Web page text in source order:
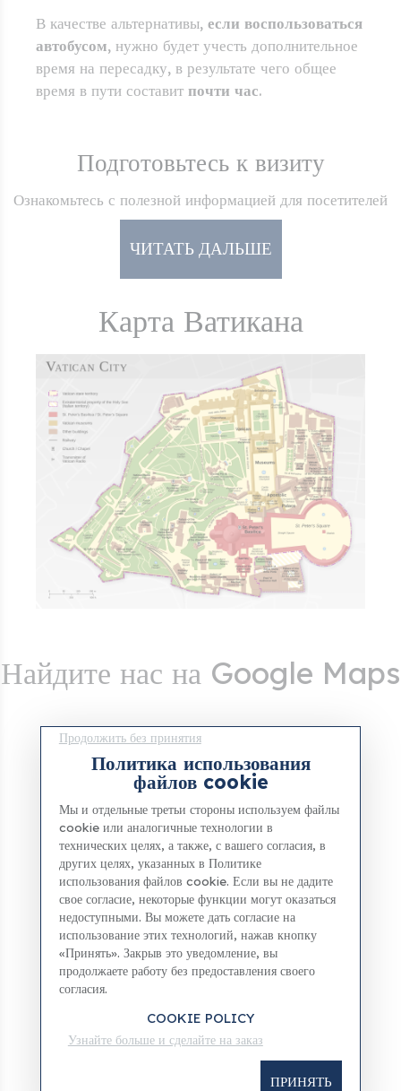
В качестве альтернативы, если воспользоваться
автобусом, нужно будет учесть дополнительное
время на пересадку, в результате чего общее
время в пути составит почти час.
Подготовьтесь к визиту
Ознакомьтесь с полезной информацией для посетителей
ЧИТАТЬ ДАЛЬШЕ
Карта Ватикана
Найдите нас на Google Maps
Продолжить без принятия
Политика использования
файлов cookie
Мы и отдельные третьи стороны используем файлы
cookie или аналогичные технологии в
технических целях, а также, с вашего согласия, в
других целях, указанных в Политике
использования файлов cookie. Если вы не дадите
свое согласие, некоторые функции могут оказаться
недоступными. Вы можете дать согласие на
использование этих технологий, нажав кнопку
«Принять». Закрыв это уведомление, вы
продолжаете работу без предоставления своего
согласия.
COOKIE POLICY
Узнайте больше и сделайте на заказ
ПРИНЯТЬ